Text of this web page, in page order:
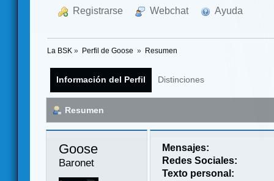
Registrarse Webchat Ayuda
La BSK » Perfil de Goose » Resumen
Información del Perfil Distinciones
Resumen
Goose
Baronet
Mensajes:
Redes Sociales:
Texto personal: